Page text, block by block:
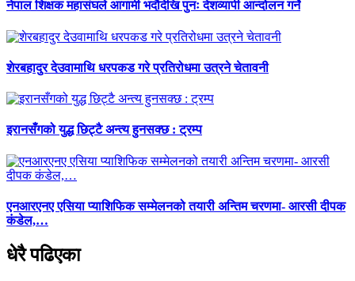
नेपाल शिक्षक महासंघले आगामी भदौदेखि पुनः देशव्यापी आन्दोलन गर्ने
शेरबहादुर देउवामाथि धरपकड गरे प्रतिरोधमा उत्रने चेतावनी
इरानसँगको युद्ध छिट्टै अन्त्य हुनसक्छ : ट्रम्प
एनआरएनए एसिया प्याशिफिक सम्मेलनको तयारी अन्तिम चरणमा- आरसी दीपक
कंडेल,…
धेरै पढिएका